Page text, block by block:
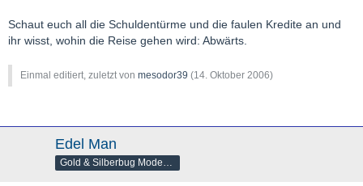
Schaut euch all die Schuldentürme und die faulen Kredite an und
ihr wisst, wohin die Reise gehen wird: Abwärts.
Einmal editiert, zuletzt von mesodor39 (14. Oktober 2006)
Edel Man
Gold & Silberbug Moderator